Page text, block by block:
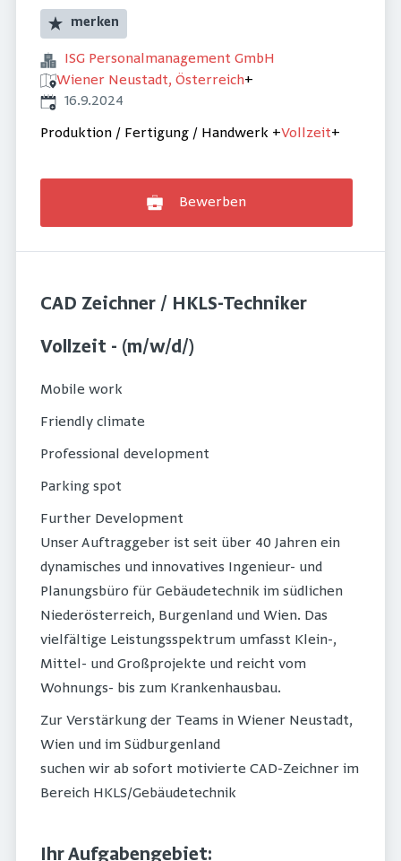
merken
ISG Personalmanagement GmbH
Wiener Neustadt, Österreich+
Veröffentlicht
16.9.2024
Produktion / Fertigung / Handwerk +Vollzeit+
Bewerben
CAD Zeichner / HKLS-Techniker
Vollzeit - (m/w/d/)
Mobile work
Friendly climate
Professional development
Parking spot
Further Development
Unser Auftraggeber ist seit über 40 Jahren ein
dynamisches und innovatives Ingenieur- und
Planungsbüro für Gebäudetechnik im südlichen
Niederösterreich, Burgenland und Wien. Das
vielfältige Leistungsspektrum umfasst Klein-,
Mittel- und Großprojekte und reicht vom
Wohnungs- bis zum Krankenhausbau.
Zur Verstärkung der Teams in Wiener Neustadt,
Wien und im Südburgenland
suchen wir ab sofort motivierte CAD-Zeichner im
Bereich HKLS/Gebäudetechnik
Ihr Aufgabengebiet: